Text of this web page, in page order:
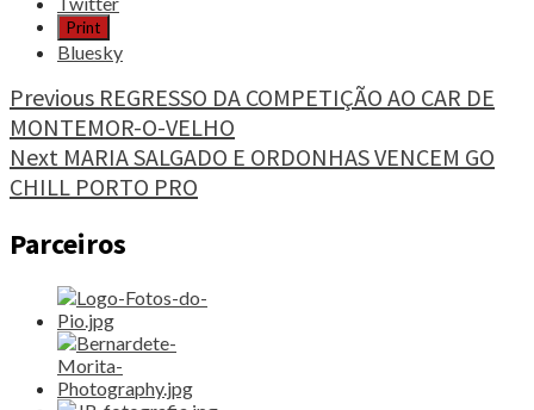
"STARMAN
2026,
TRIATLO
SOBRE
AS
ESTRELAS"
Print
Bluesky
Continue
Reading
Previous REGRESSO DA COMPETIÇÃO AO CAR DE
MONTEMOR-O-VELHO
Next MARIA SALGADO E ORDONHAS VENCEM GO
CHILL PORTO PRO
Parceiros